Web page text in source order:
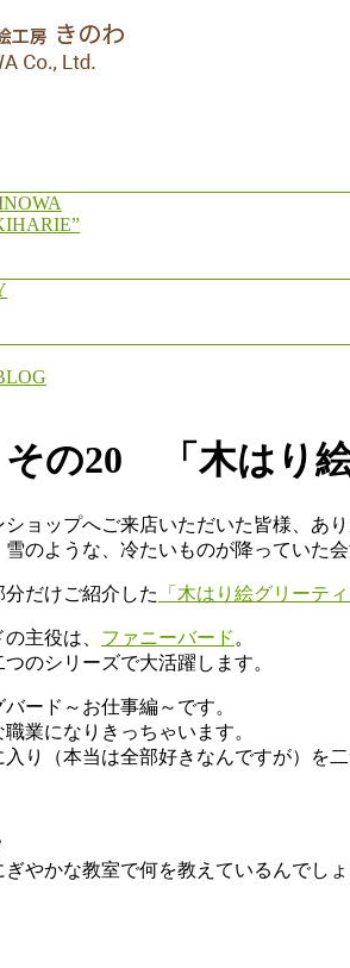
の20 「木はり絵
ョップへご来店いただいた皆様、あり
のような、冷たいものが降っていた会
分だけご紹介した 「木はり絵グリーテ
主役は、 ファニーバード 。
のシリーズで大活躍します。
ード～お仕事編～です。
業になりきっちゃいます。
り（本当は全部好きなんですが）を二
やかな教室で何を教えているんでしょ